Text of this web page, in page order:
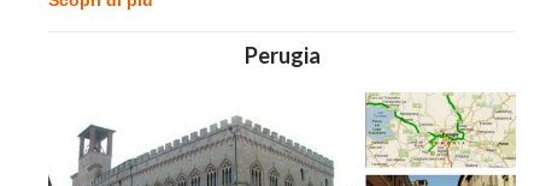
Perugia